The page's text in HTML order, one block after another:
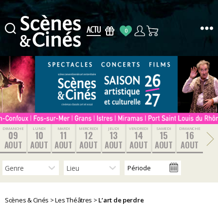
&
Cinés
0
DIMANCHE
09
AOUT
LUNDI
10
AOUT
MARDI
11
AOUT
MERCREDI
12
AOUT
JEUDI
13
AOUT
VENDREDI
14
AOUT
SAMEDI
15
AOUT
DIMANCHE
16
AOUT
Scènes & Cinés >Les Théâtres > L’art de perdre